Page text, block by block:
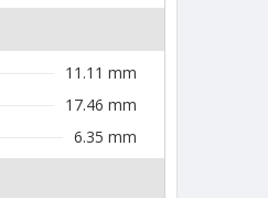
11.11 mm
17.46 mm
6.35 mm